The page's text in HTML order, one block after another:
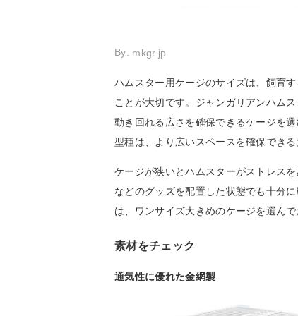
By: mkgr.jp
ハムスター用ケージのサイズは、飼育
ことが大切です。ジャンガリアンハム
動き回れる広さを確保できるケージを
型種は、より広いスペースを確保でき
ケージが狭いとハムスターがストレス
などのグッズを配置した状態でも十分
は、ワンサイズ大きめのケージを選ん
素材をチェック
通気性に優れた金網製